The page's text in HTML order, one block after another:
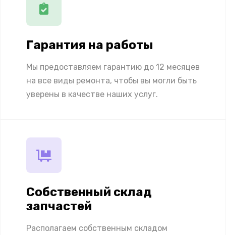
Гарантия на работы
Мы предоставляем гарантию до 12 месяцев
на все виды ремонта, чтобы вы могли быть
уверены в качестве наших услуг.
Собственный склад
запчастей
Располагаем собственным складом